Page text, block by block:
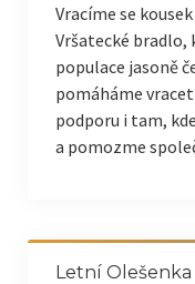
Vracíme se
Vršatecké bradlo,
populace jasoně
pomáháme
podporu i tam,
a pomozme
Letní Olešenka